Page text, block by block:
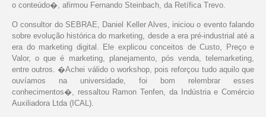
o conteúdo�, afirmou Fernando Steinbach, da Retífica Trevo.
O consultor do SEBRAE, Daniel Keller Alves, iniciou o evento falando
sobre evolução histórica do marketing, desde a era pré-industrial até a
era do marketing digital. Ele explicou conceitos de Custo, Preço e
Valor, o que é marketing, planejamento, pós venda, telemarketing,
entre outros. �Achei válido o workshop, pois reforçou tudo aquilo que
ouvíamos na universidade, foi bom relembrar esses
conhecimentos�, ressaltou Ramon Tenfen, da Indústria e Comércio
Auxiliadora Ltda (ICAL).